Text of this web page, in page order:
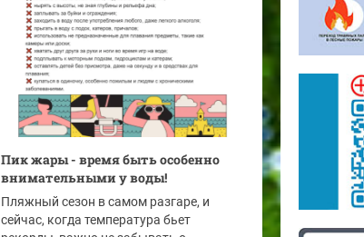
Пик жары - время быть особенно
внимательными у воды!
Пляжный сезон в самом разгаре, и
сейчас, когда температура бьет